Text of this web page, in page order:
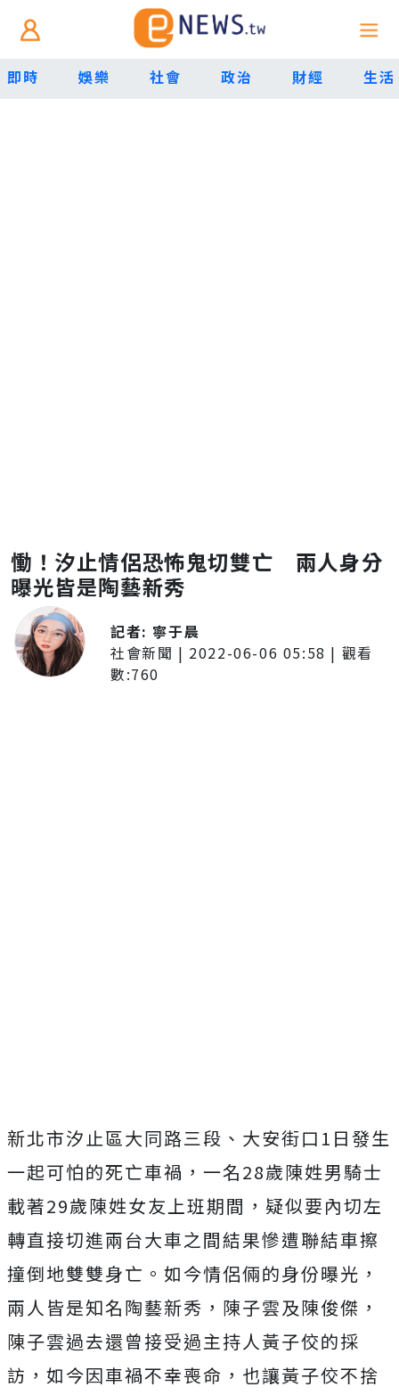
即時 娛樂 社會 政治 財經 生活
慟！汐止情侶恐怖鬼切雙亡 兩人身分
曝光皆是陶藝新秀
記者: 寧于晨
社會新聞 | 2022-06-06 05:58 | 觀看
數:760
新北市汐止區大同路三段、大安街口1日發生
一起可怕的死亡車禍，一名28歲陳姓男騎士
載著29歲陳姓女友上班期間，疑似要內切左
轉直接切進兩台大車之間結果慘遭聯結車擦
撞倒地雙雙身亡。如今情侶倆的身份曝光，
兩人皆是知名陶藝新秀，陳子雲及陳俊傑，
陳子雲過去還曾接受過主持人黃子佼的採
訪，如今因車禍不幸喪命，也讓黃子佼不捨